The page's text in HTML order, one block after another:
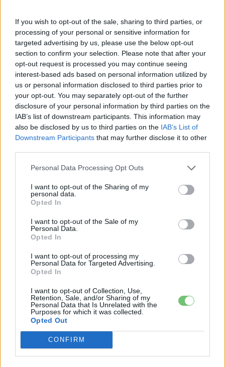
If you wish to opt-out of the sale, sharing to third parties, or
processing of your personal or sensitive information for
targeted advertising by us, please use the below opt-out
section to confirm your selection. Please note that after your
opt-out request is processed you may continue seeing
interest-based ads based on personal information utilized by
us or personal information disclosed to third parties prior to
your opt-out. You may separately opt-out of the further
disclosure of your personal information by third parties on the
IAB’s list of downstream participants. This information may
also be disclosed by us to third parties on the IAB’s List of
Downstream Participants that may further disclose it to other
Personal Data Processing Opt Outs
I want to opt-out of the Sharing of my
personal data.
Opted In
I want to opt-out of the Sale of my
Personal Data.
Opted In
I want to opt-out of processing my
Personal Data for Targeted Advertising.
Opted In
I want to opt-out of Collection, Use,
Retention, Sale, and/or Sharing of my
Personal Data that Is Unrelated with the
Purposes for which it was collected.
Opted Out
CONFIRM
btn_align=”ubtn-center” btn_size=”ubtn-block”
btn_title_color=”#3b5998″
btn_bg_color=”rgba(175,175,175,0.15)”
btn_hover=”ubtn-fade-bg” btn_anim_effect=”ulta-
shrink”
btn_bg_color_hover=”rgba(175,175,175,0.15)”
btn_title_color_hover=”#06c100″ icon=”Defaults-
comments” icon_size=”30″ icon_color=”#3b5998″
btn_icon_pos=”ubtn-sep-icon-at-left”
btn_shadow=”shd-bottom”
btn_shadow_color=”#3b5998″
btn_shadow_color_hover=”#06c100″
btn_font_style=”font-weight:bold;”]
Kövesd az e-cars.hu-t a Facebookon is, további
tartalmakért!